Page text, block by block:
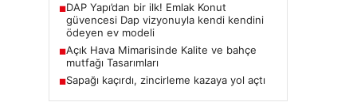
■DAP Yapı’dan bir ilk! Emlak Konut
güvencesi Dap vizyonuyla kendi kendini
ödeyen ev modeli
■Açık Hava Mimarisinde Kalite ve bahçe
mutfağı Tasarımları
■Sapağı kaçırdı, zincirleme kazaya yol açtı